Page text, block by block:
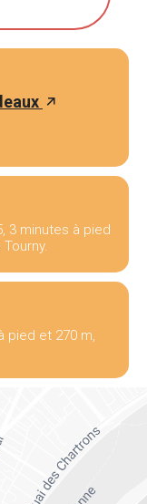
3 minutes à pied
pied et 270 m,